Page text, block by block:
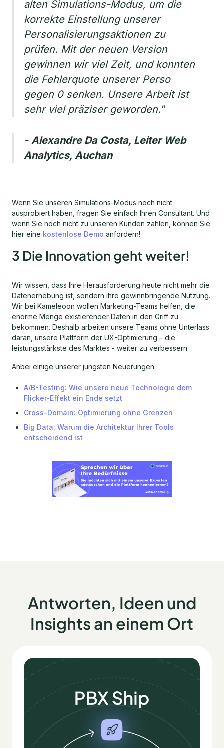
alten Simulations-Modus, um die
korrekte Einstellung unserer
Personalisierungsaktionen zu
prüfen. Mit der neuen Version
gewinnen wir viel Zeit, und konnten
die Fehlerquote unserer Perso
gegen 0 senken. Unsere Arbeit ist
sehr viel präziser geworden."
- Alexandre Da Costa, Leiter Web
Analytics, Auchan
Wenn Sie unseren Simulations-Modus noch nicht
ausprobiert haben, fragen Sie einfach Ihren Consultant. Und
wenn Sie noch nicht zu unseren Kunden zählen, können Sie
hier eine kostenlose Demo anfordern!
3 Die Innovation geht weiter!
Wir wissen, dass Ihre Herausforderung heute nicht mehr die
Datenerhebung ist, sondern ihre gewinnbringende Nutzung.
Wir bei Kameleoon wollen Marketing-Teams helfen, die
enorme Menge existierender Daten in den Griff zu
bekommen. Deshalb arbeiten unsere Teams ohne Unterlass
daran, unsere Plattform der UX-Optimierung – die
leistungsstärkste des Marktes - weiter zu verbessern.
Anbei einige unserer jüngsten Neuerungen:
A/B-Testing: Wie unsere neue Technologie dem
Flicker-Effekt ein Ende setzt
Cross-Domain: Optimierung ohne Grenzen
Big Data: Warum die Architektur Ihrer Tools
entscheidend ist
Antworten, Ideen und
Insights an einem Ort